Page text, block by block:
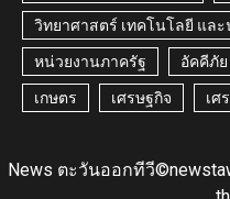
วิทยาศาสตร์ เทคโนโลยี แล
หน่วยงานภาครัฐ อัคคีภัย
เกษตร เศรษฐกิจ เศ
News ตะวันออกทีวี